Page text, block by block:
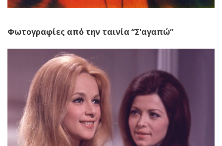
Φωτογραφίες από την ταινία “Σ’αγαπώ”